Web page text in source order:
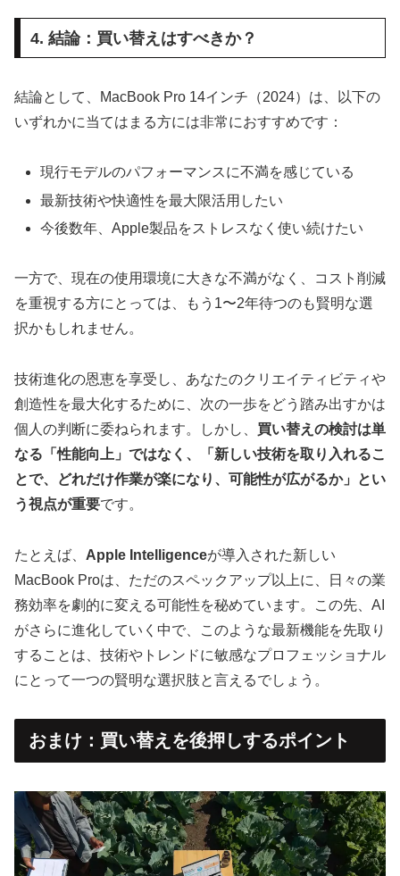
4. 結論：買い替えはすべきか？
結論として、MacBook Pro 14インチ（2024）は、以下の
いずれかに当てはまる方には非常におすすめです：
現行モデルのパフォーマンスに不満を感じている
最新技術や快適性を最大限活用したい
今後数年、Apple製品をストレスなく使い続けたい
一方で、現在の使用環境に大きな不満がなく、コスト削減
を重視する方にとっては、もう1〜2年待つのも賢明な選
択かもしれません。
技術進化の恩恵を享受し、あなたのクリエイティビティや
創造性を最大化するために、次の一歩をどう踏み出すかは
個人の判断に委ねられます。しかし、 買い替えの検討は単
なる「性能向上」ではなく、「新しい技術を取り入れるこ
とで、どれだけ作業が楽になり、可能性が広がるか」とい
う視点が重要です。
たとえば、 Apple Intelligenceが導入された新しい
MacBook Proは、ただのスペックアップ以上に、日々の業
務効率を劇的に変える可能性を秘めています。この先、AI
がさらに進化していく中で、このような最新機能を先取り
することは、技術やトレンドに敏感なプロフェッショナル
にとって一つの賢明な選択肢と言えるでしょう。
おまけ：買い替えを後押しするポイント